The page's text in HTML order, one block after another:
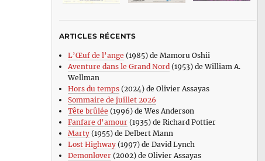
ARTICLES RÉCENTS
L’Œuf de l’ange (1985) de Mamoru Oshii
Aventure dans le Grand Nord(1953) de William A.
Wellman
Hors du temps(2024) de Olivier Assayas
Sommaire de juillet 2026
Tête brûlée (1996) de Wes Anderson
Fanfare d’amour(1935) de Richard Pottier
Marty(1955) de Delbert Mann
Lost Highway(1997) de David Lynch
Demonlover(2002) de Olivier Assayas